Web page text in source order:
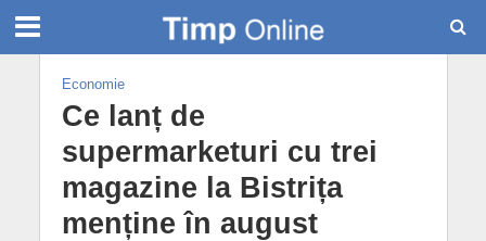
Economie
Ce lanț de
supermarketuri cu trei
magazine la Bistrița
menține în august